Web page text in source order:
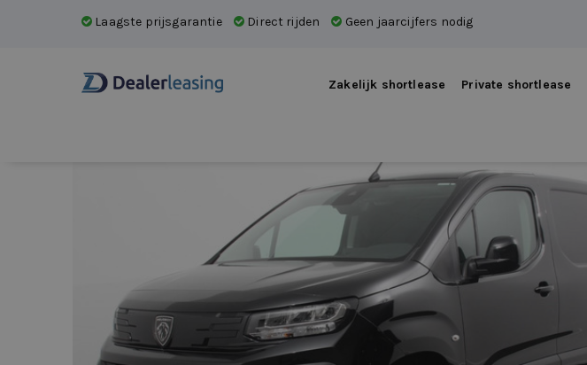
Laagste prijsgarantie Direct rijden Geen jaarcijfers nodig
Zakelijk shortlease Private shortlease